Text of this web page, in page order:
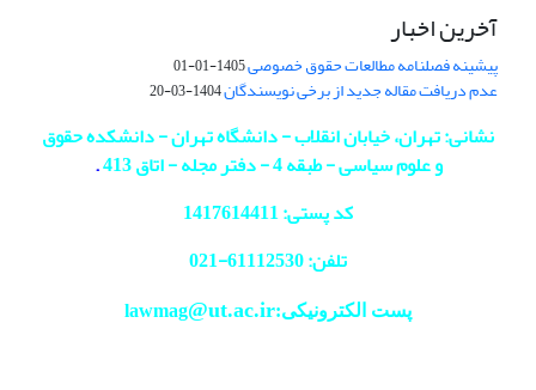
آخرین اخبار
پیشینه فصلنامه مطالعات حقوق خصوصی1405-01-01
عدم دریافت مقاله جدید از برخی نویسندگان1404-03-20
نشانی: تهران، خیابان انقلاب - دانشگاه تهران - دانشکده حقوق
و علوم سیاسی - طبقه 4 - دفتر مجله - اتاق 413
.
کد پستی: 1417614411
تلفن: 61112530-
021
پست الکترونیکی:lawmag@ut.ac.ir